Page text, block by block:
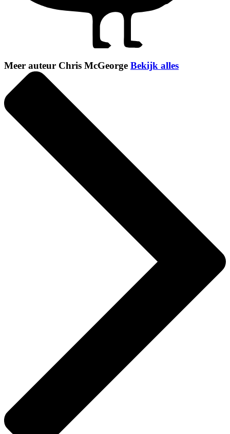
Meer auteur Chris McGeorge Bekijk alles